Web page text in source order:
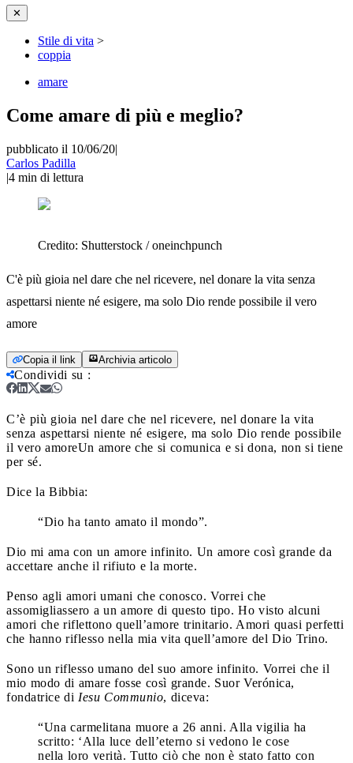
✕
Stile di vita >
coppia
amare
Come amare di più e meglio?
pubblicato il 10/06/20|
Carlos Padilla
|4 min di lettura
Credito: Shutterstock / oneinchpunch
C'è più gioia nel dare che nel ricevere, nel donare la vita senza
aspettarsi niente né esigere, ma solo Dio rende possibile il vero
amore
Copia il link Archivia articolo
Condividi su :
C’è più gioia nel dare che nel ricevere, nel donare la vita
senza aspettarsi niente né esigere, ma solo Dio rende possibile
il vero amoreUn amore che si comunica e si dona, non si tiene
per sé.
Dice la Bibbia:
“Dio ha tanto amato il mondo”.
Dio mi ama con un amore infinito. Un amore così grande da
accettare anche il rifiuto e la morte.
Penso agli amori umani che conosco. Vorrei che
assomigliassero a un amore di questo tipo. Ho visto alcuni
amori che riflettono quell’amore trinitario. Amori quasi perfetti
che hanno riflesso nella mia vita quell’amore del Dio Trino.
Sono un riflesso umano del suo amore infinito. Vorrei che il
mio modo di amare fosse così grande. Suor Verónica,
fondatrice di Iesu Communio, diceva:
“Una carmelitana muore a 26 anni. Alla vigilia ha
scritto: ‘Alla luce dell’eterno si vedono le cose
nella loro verità. Tutto ciò che non è stato fatto con